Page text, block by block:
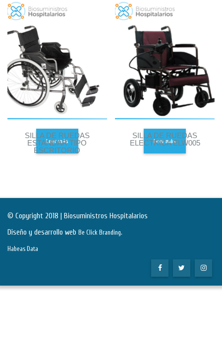
SILLA DE RUEDAS
ESTANDAR TIPO
ESCRITORIO
Leer más
SILLA DE RUEDAS
ELECTRICA ELW005
Leer más
© Copyright 2018 | Biosuministros Hospitalarios
Diseño y desarrollo web Be Click Branding.
Habeas Data